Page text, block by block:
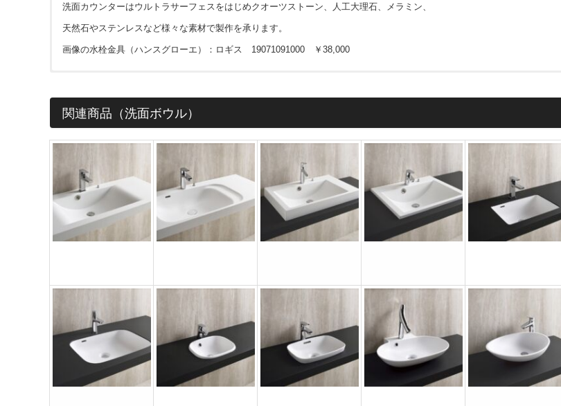
洗面カウンターはウルトラサーフェスをはじめクオーツストーン、人工大理石、メラミン、
天然石やステンレスなど様々な素材で製作を承ります。
画像の水栓金具（ハンスグローエ）：ロギス 19071091000 ￥38,000
お名前 (必須)
メールアドレス (必須)
メッセージ本文
関連商品（洗面ボウル）